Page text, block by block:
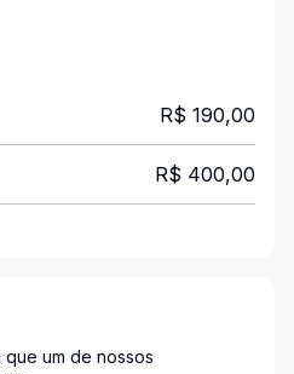
R$ 190,00
R$ 400,00
um de nossos